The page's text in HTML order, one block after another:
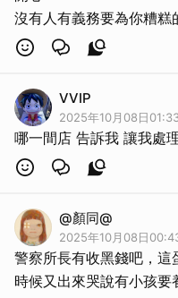
沒有人有義務要為你糟糕
VVIP
2025年10月08日
哪一間店 告訴我 讓我處
@顏同@
2025年10月08日
警察所長有收黑錢吧，這
時候又出來哭說有小孩要